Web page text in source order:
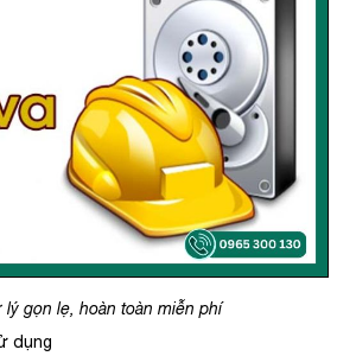
lý gọn lẹ, hoàn toàn miễn phí
dụng